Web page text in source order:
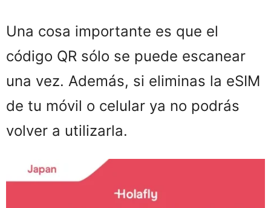
Una cosa importante es que el
código QR sólo se puede escanear
una vez. Además, si eliminas la eSIM
de tu móvil o celular ya no podrás
volver a utilizarla.